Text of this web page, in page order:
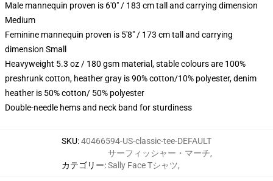
Male mannequin proven is 6'0" / 183 cm tall and carrying dimension
Medium
Feminine mannequin proven is 5'8" / 173 cm tall and carrying
dimension Small
Heavyweight 5.3 oz / 180 gsm material, stable colours are 100%
preshrunk cotton, heather gray is 90% cotton/10% polyester, denim
heather is 50% cotton/ 50% polyester
Double-needle hems and neck band for sturdiness
SKU:40466594-US-classic-tee-DEFAULT
カテゴリー:
サーフィッシャー・マーチ,
Sally Face Tシャツ,